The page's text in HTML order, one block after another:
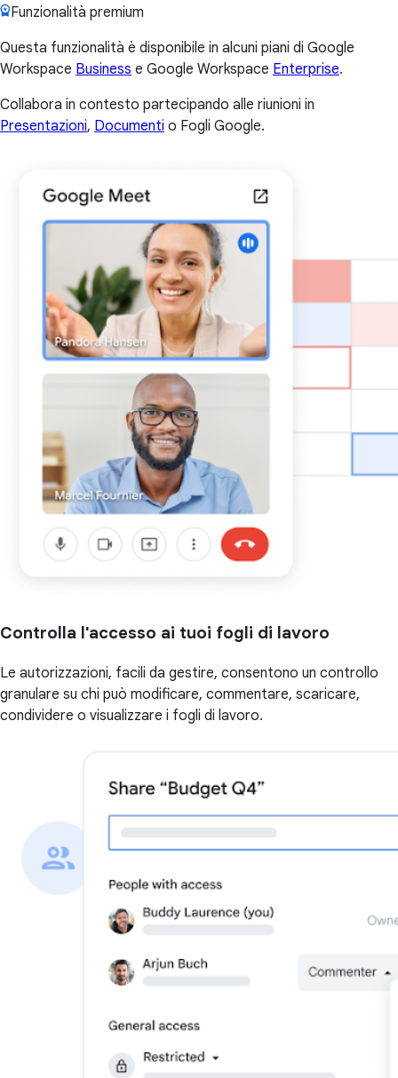
Funzionalità premium
Questa funzionalità è disponibile in alcuni piani di Google
Workspace Business e Google Workspace Enterprise.
Collabora in contesto partecipando alle riunioni in
Presentazioni, Documenti o Fogli Google.
Controlla l'accesso ai tuoi fogli di lavoro
Le autorizzazioni, facili da gestire, consentono un controllo
granulare su chi può modificare, commentare, scaricare,
condividere o visualizzare i fogli di lavoro.